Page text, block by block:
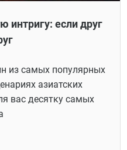
интригу: если друг
из самых популярных
азиатских
вас десятку самых